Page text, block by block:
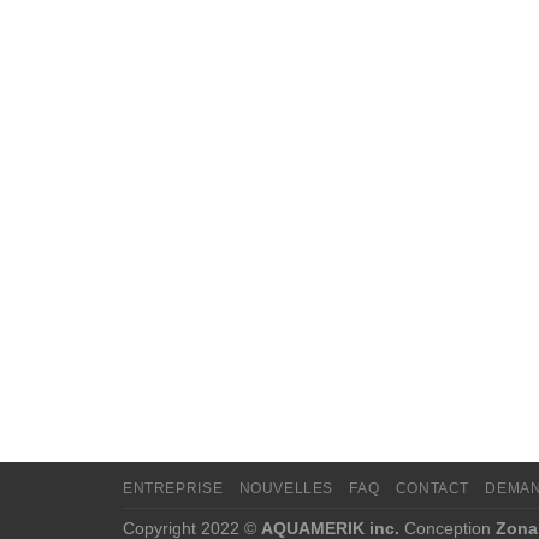
ENTREPRISE NOUVELLES FAQ CONTACT
Copyright 2022 © AQUAMERIK inc. Conception